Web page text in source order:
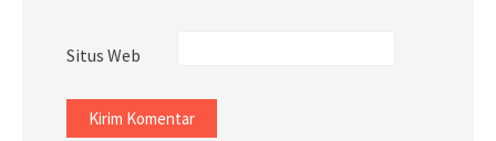
Situs Web